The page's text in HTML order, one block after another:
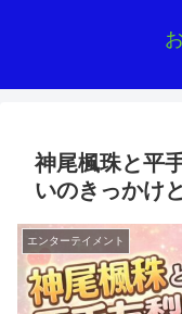
神尾楓珠と平
いのきっかけ
エンターテイメント